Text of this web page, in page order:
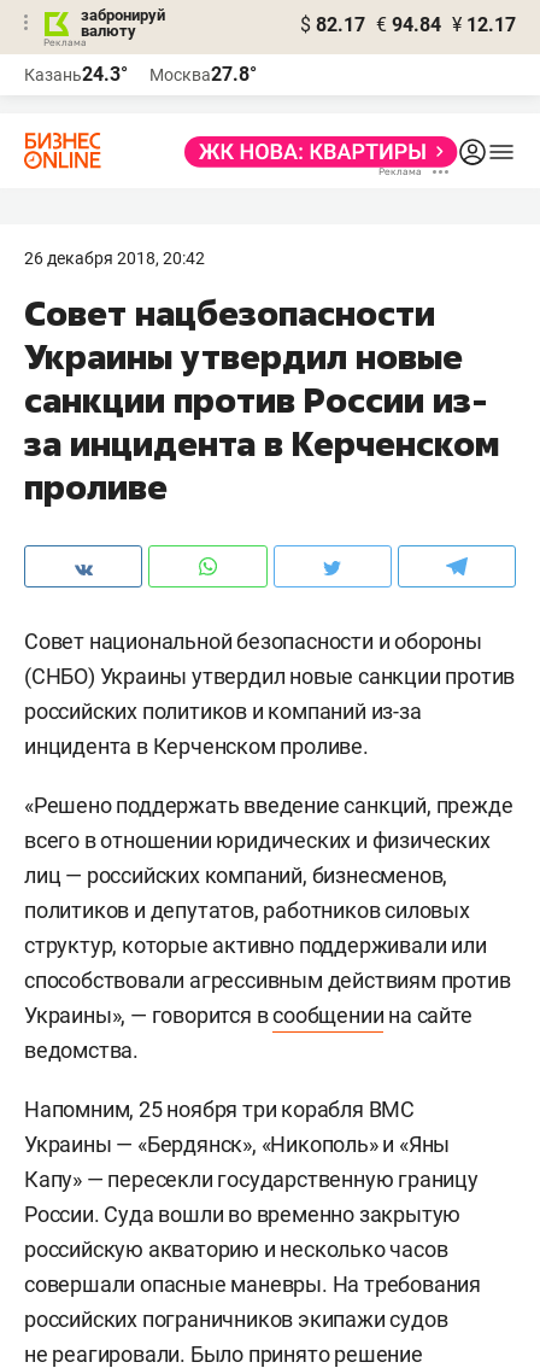
забронируй
валюту
$ 82.17 € 94.84 ¥ 12.17
Казань24.3° Москва27.8°
26 декабря 2018, 20:42
Совет нацбезопасности
Украины утвердил новые
санкции против России из-
за инцидента в Керченском
проливе
Совет национальной безопасности и обороны
(СНБО) Украины утвердил новые санкции против
российских политиков и компаний из-за
инцидента в Керченском проливе.
«Решено поддержать введение санкций, прежде
всего в отношении юридических и физических
лиц — российских компаний, бизнесменов,
политиков и депутатов, работников силовых
структур, которые активно поддерживали или
способствовали агрессивным действиям против
Украины», — говорится всообщении на сайте
ведомства.
Напомним, 25 ноября три корабля ВМС
Украины — «Бердянск», «Никополь» и «Яны
Капу» — пересекли государственную границу
России. Суда вошли во временно закрытую
российскую акваторию и несколько часов
совершали опасные маневры. На требования
российских пограничников экипажи судов
не реагировали. Было принято решение